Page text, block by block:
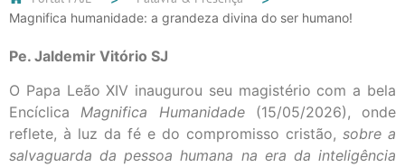
Magnifica humanidade: a grandeza divina do ser humano!
Pe. Jaldemir Vitório SJ
O Papa Leão XIV inaugurou seu magistério com a bela
EncíclicaMagnifica Humanidade(15/05/2026), onde
reflete, à luz da fé e do compromisso cristão, sobre a
salvaguarda da pessoa humana na era da inteligência